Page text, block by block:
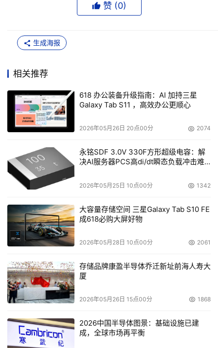
“产业命题”两类竞赛模式。通过网络
环节挑战角逐。请符合参赛条件的团队选手登录全国人工智
能应用场景创新挑战赛官方网站
虑区域战略发展、资源优势、人才引入、科技生态、经济体
量等要素，由大赛组委会依据地方人工智能产业发展需求，
开放应用场景能力清单，为项目技术成果与创新产品找准产
揭榜赛。聚焦人工智能领域未来产业培育，联合头部企业、
行业龙头企业或重点园区、实验室等发布榜单需求，组委会
审核发榜单位赛题技术要点，参加揭榜项目单位提供应用案
新市场。具体详情请见附件二。
参赛组别和条件
1. 参赛团队和项目在大赛报名截止之日前尚未完成工商等各
类登记注册。
人），项目负责人及成员均须为普通高等学校（院所）在读
专科、本科、硕博研究生，专业不限，并邀请至少1位在校
赞 (0)
生成海报
相关推荐
618 办公装备升级指南：AI 加持三星
Galaxy Tab S11 ，高效办公更顺心
2026年05月26日 20点00分 2074
永铭SDF 3.0V 330F方形超级电容：解
决AI服务器PCS高di/dt瞬态负载冲击难
2026年05月25日 10点00分 1342
大容量存储空间 三星Galaxy Tab S10 FE
成618必购大屏好物
2026年05月28日 10点00分 2061
存储品牌康盈半导体乔迁新址前海人寿大
厦
2026年05月26日 15点00分 1868
2026中国半导体图景：基础设施已建
成，全球市场再平衡